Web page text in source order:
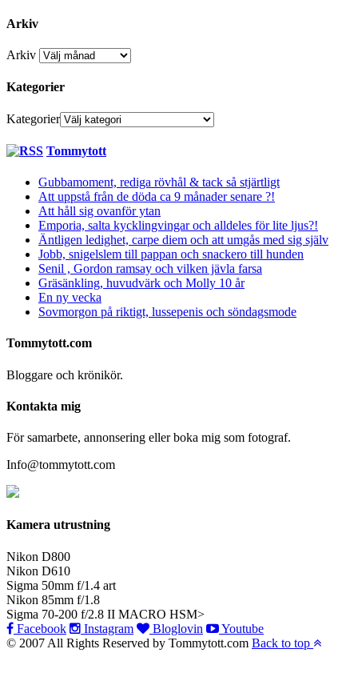
Arkiv
Arkiv
Kategorier
Kategorier
Tommytott
Gubbamoment, rediga rövhål & tack så stjärtligt
Att uppstå från de döda ca 9 månader senare ?!
Att håll sig ovanför ytan
Emporia, salta kycklingvingar och alldeles för lite ljus?!
Äntligen ledighet, carpe diem och att umgås med sig själv
Jobb, snigelslem till pappan och snackero till hunden
Senil , Gordon ramsay och vilken jävla farsa
Gräsänkling, huvudvärk och Molly 10 år
En ny vecka
Sovmorgon på riktigt, lussepenis och söndagsmode
Tommytott.com
Bloggare och krönikör.
Kontakta mig
För samarbete, annonsering eller boka mig som fotograf.
Info@tommytott.com
Kamera utrustning
Nikon D800
Nikon D610
Sigma 50mm f/1.4 art
Nikon 85mm f/1.8
Sigma 70-200 f/2.8 II MACRO HSM>
Facebook
Instagram Bloglovin
Youtube
© 2007 All Rights Reserved by Tommytott.com Back to top